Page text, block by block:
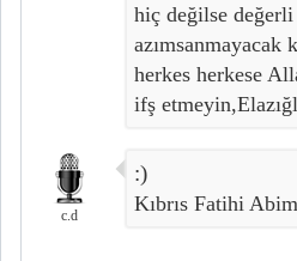
hiç değilse
herkes herkese
ifş
c.d
:)
Kıbrıs Fatihi